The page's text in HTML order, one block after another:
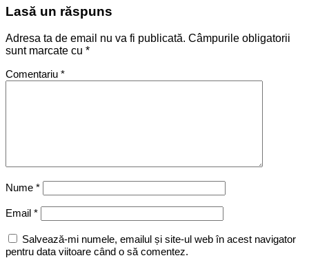
Lasă un răspuns
Adresa ta de email nu va fi publicată. Câmpurile obligatorii
sunt marcate cu *
Comentariu *
Nume *
Email *
Salvează-mi numele, emailul și site-ul web în acest navigator
pentru data viitoare când o să comentez.